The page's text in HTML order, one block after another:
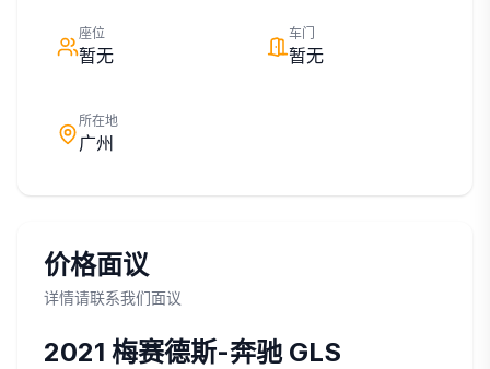
座位
暂无
车门
暂无
所在地
广州
价格面议
详情请联系我们面议
2021 梅赛德斯-奔驰 GLS